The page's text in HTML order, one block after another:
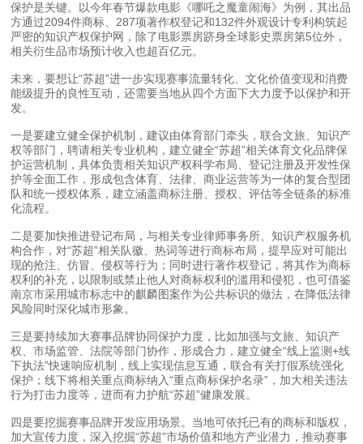
保护是关键。以今年春节爆款电影《哪吒之魔童闹海》为例，其出品
方通过2094件商标、287项著作权登记和132件外观设计专利构筑起
严密的知识产权保护网，除了电影票房跻身全球影史票房第5位外，
相关衍生品市场预计收入也超百亿元。
未来，要想让“苏超”进一步实现赛事流量转化、文化价值变现和消费
能级提升的良性互动，还需要当地从四个方面下大力度予以保护和开
发。
一是要建立健全保护机制，建议由体育部门牵头，联合文旅、知识产
权等部门，聘请相关专业机构，建立健全“苏超”相关体育文化品牌保
护运营机制，具体负责相关知识产权科学布局、登记注册及开发性保
护等全面工作，形成包含体育、法律、商业运营等为一体的复合型团
队和统一授权体系，建立涵盖商标注册、授权、评估等全链条的标准
化流程。
二是要加快推进登记布局，与相关专业律师事务所、知识产权服务机
构合作，对“苏超”相关队徽、热词等进行商标布局，提早应对可能出
现的抢注、仿冒、侵权等行为；同时进行著作权登记，将其作为商标
权利的补充，以限制或禁止他人对商标权利的滥用和侵犯，也可借鉴
南京市采用城市标志中的麒麟图案作为公共标识的做法，在降低法律
风险同时深化城市形象。
三是要持续加大赛事品牌协同保护力度，比如加强与文旅、知识产
权、市场监管、法院等部门协作，形成合力，建立健全“线上监测+线
下执法”快速响应机制，线上实现信息互通，联合有关打假系统强化
保护；线下将相关重点商标纳入“重点商标保护名录”，加大相关违法
行为打击力度等，进而有力护航“苏超”健康发展。
四是要挖掘赛事品牌开发应用场景。当地可依托已有的商标和版权，
加大宣传力度，深入挖掘“苏超”市场价值和地方产业潜力，推动赛事